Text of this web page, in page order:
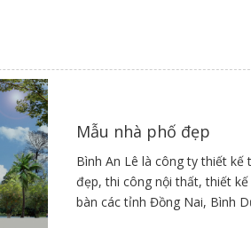
Mẫu nhà phố đẹp
Bình An Lê là công ty thiết
đẹp, thi công nội thất, thiết
bàn các tỉnh Đồng Nai, Bình